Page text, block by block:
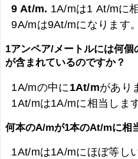
9 At/m. 1A/mは1 At/mに
9A/mは9At/mになります。
1アンペア/メートルには何
が含まれているのですか？
1A/mの中に1At/mがあり
1At/mは1A/mに相当します
何本のA/mが1本のAt/mに相
1At/mは1A/mにほぼ等し